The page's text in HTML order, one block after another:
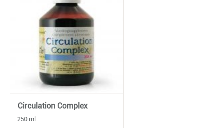
Circulation Complex
250 ml